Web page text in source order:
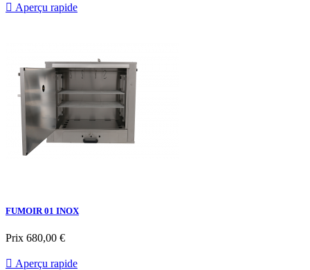
 Aperçu rapide
FUMOIR 01 INOX
Prix 680,00 €
 Aperçu rapide